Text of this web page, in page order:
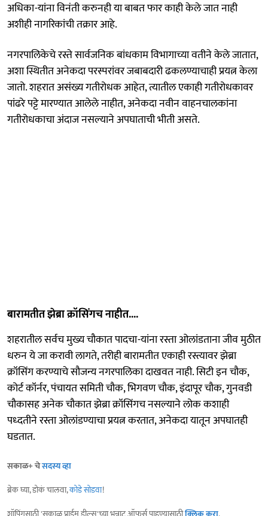
अधिका-यांना विनंती करुनही या बाबत फार काही केले जात नाही
अशीही नागरिकांची तक्रार आहे.
नगरपालिकेचे रस्ते सार्वजनिक बांधकाम विभागाच्या वतीने केले जातात,
अशा स्थितीत अनेकदा परस्परांवर जबाबदारी ढकलण्याचाही प्रयत्न केला
जातो. शहरात असंख्य गतीरोधक आहेत, त्यातील एकाही गतीरोधकावर
पांढरे पट्टे मारण्यात आलेले नाहीत, अनेकदा नवीन वाहनचालकांना
गतीरोधकाचा अंदाज नसल्याने अपघाताची भीती असते.
बारामतीत झेब्रा क्रॉसिंगच नाहीत....
शहरातील सर्वच मुख्य चौकात पादचा-यांना रस्ता ओलांडताना जीव मुठीत
धरुन ये जा करावी लागते, तरीही बारामतीत एकाही रस्त्यावर झेब्रा
क्रॉसिंग करण्याचे सौजन्य नगरपालिका दाखवत नाही. सिटी इन चौक,
कोर्ट कॉर्नर, पंचायत समिती चौक, भिगवण चौक, इंदापूर चौक, गुनवडी
चौकासह अनेक चौकात झेब्रा क्रॉसिंगच नसल्याने लोक कशाही
पध्दतीने रस्ता ओलांडण्याचा प्रयत्न करतात, अनेकदा यातून अपघातही
घडतात.
सकाळ+ चेसदस्य व्हा
ब्रेक घ्या, डोकं चालवा,कोडे सोडवा!